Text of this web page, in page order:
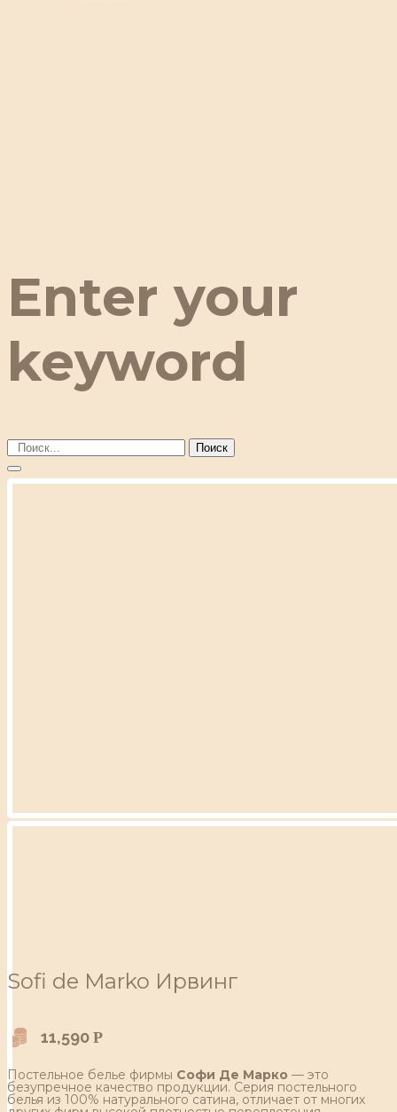
Enter your
keyword
Поиск
Sofi de Marko Ирвинг
11,590 Р
Постельное белье фирмы Софи Де Марко — это
безупречное качество продукции. Серия постельного
белья из 100% натурального сатина, отличает от многих